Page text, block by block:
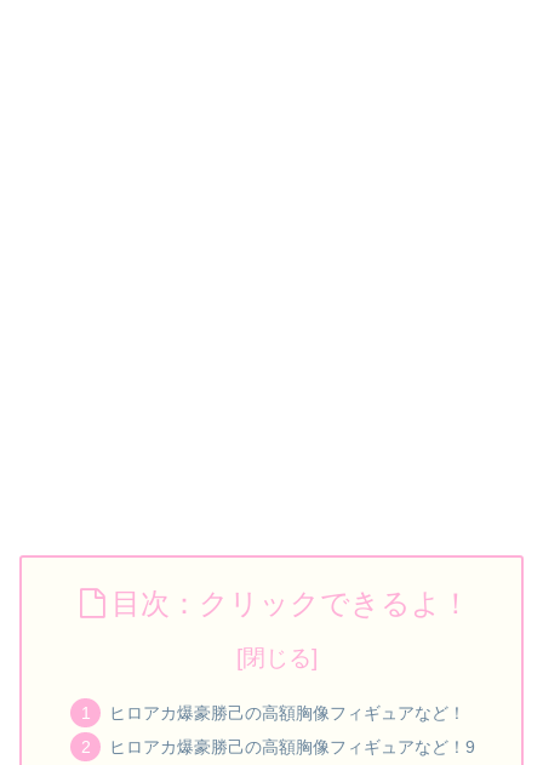
目次：クリックできるよ！
ヒロアカ爆豪勝己の高額胸像フィギュアなど！
ヒロアカ爆豪勝己の高額胸像フィギュアなど！9